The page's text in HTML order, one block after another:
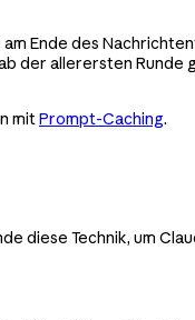
am Ende des
der allerersten
mitPrompt-Caching.
diese Technik, um